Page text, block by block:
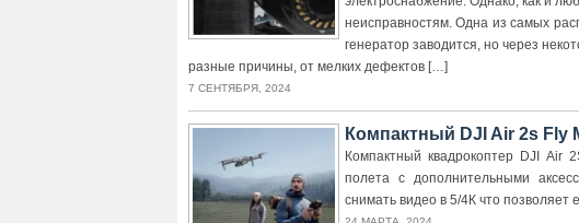
неисправностям. Одна из самых
генератор заводится, но через
разные причины, от мелких дефектов […]
7 СЕНТЯБРЯ, 2024
Компактный DJI Air 2s Fly
Компактный квадрокоптер DJI Air
полета с дополнительными
снимать видео в 5/4К что